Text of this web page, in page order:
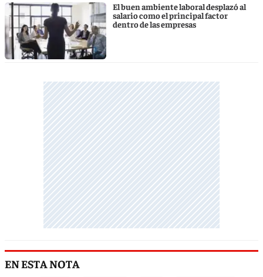
El buen ambiente laboral desplazó al
salario como el principal factor
dentro de las empresas
EN ESTA NOTA